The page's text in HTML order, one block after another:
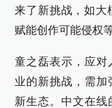
来了新挑战，如大
赋能创作可能侵权
童之磊表示，应对
业的新挑战，需加
新生态。中文在线